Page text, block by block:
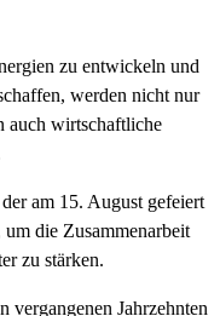
zu entwickeln und
werden nicht nur
auch wirtschaftliche
am 15. August gefeiert
die Zusammenarbeit
zu stärken.
vergangenen Jahrzehnten